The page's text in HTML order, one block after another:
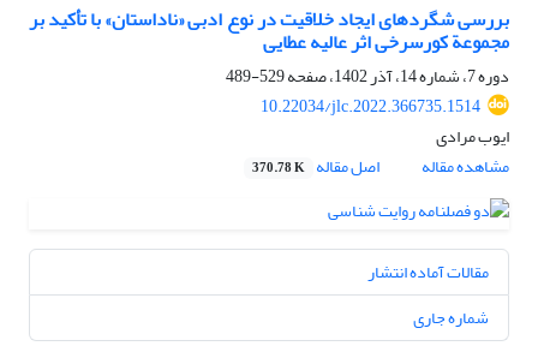
بررسی شگردهای ایجاد خلاقیت در نوع ادبی «ناداستان» با تأکید بر
مجموعة کورسرخی اثر عالیه عطایی
دوره 7، شماره 14، آذر 1402، صفحه
529-489
10.22034/jlc.2022.366735.1514
ایوب مرادی
مشاهده مقاله
اصل مقاله 370.78 K
مقالات آماده انتشار
شماره جاری